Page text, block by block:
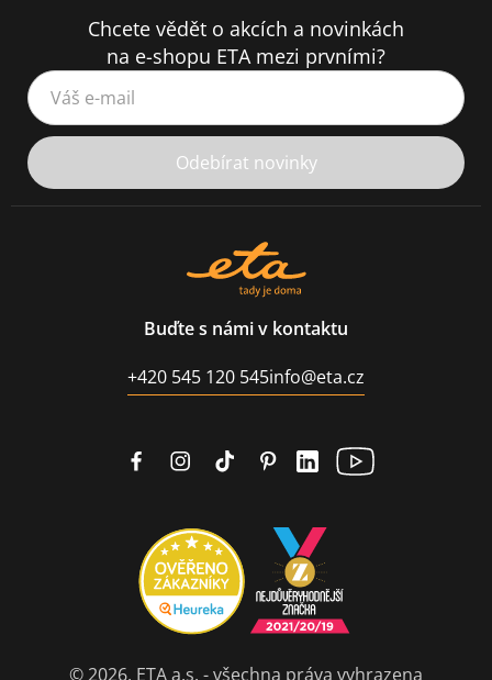
Chcete vědět o akcích a novinkách
na e-shopu ETA mezi prvními?
Váš e-mail
Odebírat novinky
Buďte s námi v kontaktu
+420 545 120 545info@eta.cz
© 2026, ETA a.s. - všechna práva vyhrazena